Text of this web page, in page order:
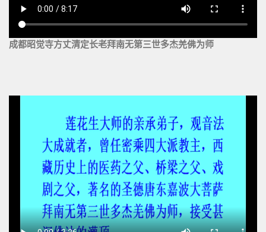
成都昭觉寺方丈清定长老拜南无第三世多杰羌佛为师